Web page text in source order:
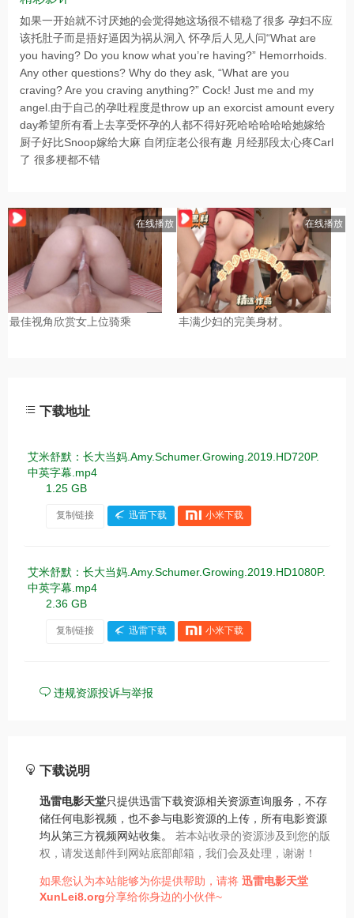
如果一开始就不讨厌她的会觉得她这场很不错稳了很多 孕妇不应
该托肚子而是捂好逼因为祸从洞入 怀孕后人见人问“What are
you having? Do you know what you’re having?” Hemorrhoids.
Any other questions? Why do they ask, “What are you
craving? Are you craving anything?” Cock! Just me and my
angel.由于自己的孕吐程度是throw up an exorcist amount every
day希望所有看上去享受怀孕的人都不得好死哈哈哈哈哈她嫁给
厨子好比Snoop嫁给大麻 自闭症老公很有趣 月经那段太心疼Carl
了 很多梗都不错
下载地址
艾米舒默：长大当妈.Amy.Schumer.Growing.2019.HD720P.
中英字幕.mp4
1.25 GB
复制链接 迅雷下载 小米下载
艾米舒默：长大当妈.Amy.Schumer.Growing.2019.HD1080P.
中英字幕.mp4
2.36 GB
复制链接 迅雷下载 小米下载
违规资源投诉与举报
下载说明
迅雷电影天堂只提供迅雷下载资源相关资源查询服务，不存
储任何电影视频，也不参与电影资源的上传，所有电影资源
均从第三方视频网站收集。 若本站收录的资源涉及到您的版
权，请发送邮件到网站底部邮箱，我们会及处理，谢谢！
如果您认为本站能够为你提供帮助，请将 迅雷电影天堂
XunLei8.org分享给你身边的小伙伴~